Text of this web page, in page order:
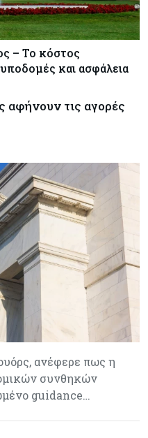
– Το κόστος
και ασφάλεια
αφήνουν τις αγορές
ανέφερε πως η
συνθηκών
guidance…